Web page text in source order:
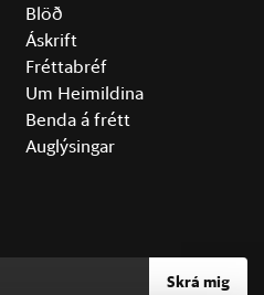
Blöð
Áskrift
Fréttabréf
Um Heimildina
Benda á frétt
Auglýsingar
Skrá mig